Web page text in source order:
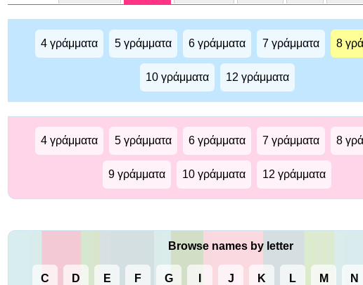
4 γράμματα 5 γράμματα 6 γράμματα 7 γράμματα 8
10 γράμματα 12 γράμματα
4 γράμματα 5 γράμματα 6 γράμματα 7 γράμματα 8
9 γράμματα 10 γράμματα 12 γράμματα
Browse names by letter
C D E F G J K L M N